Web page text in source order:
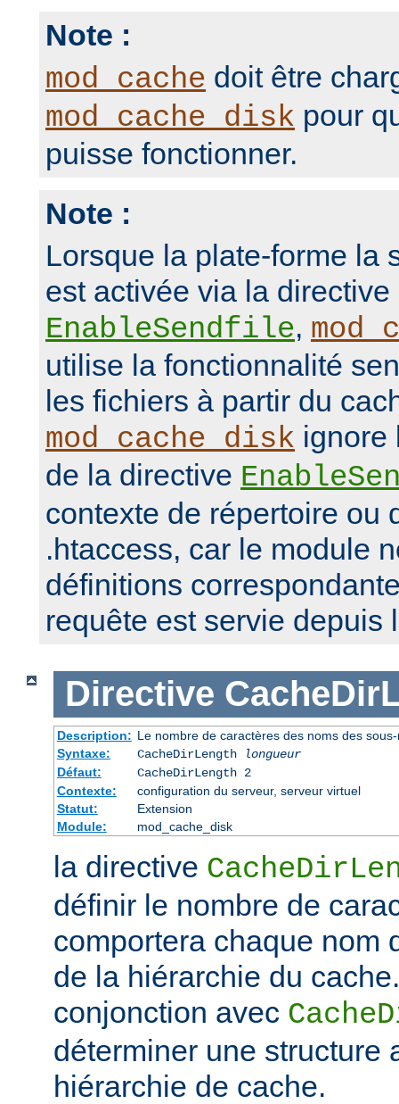
Note :
mod_cache doit être
mod_cache_disk pour
puisse fonctionner.
Note :
Lorsque la plate-forme la
est activée via la directive
EnableSendfile,
utilise la fonctionnalité
les fichiers à partir du
mod_cache_disk ignore
de la directive
contexte de répertoire ou
.htaccess, car le module
définitions
requête est servie depuis
Directive
Description: Le nombre de caractères des noms des
Syntaxe:
CacheDirLength
longueur
Défaut:
CacheDirLength 2
Contexte:
configuration du serveur, serveur virtuel
Statut:
Extension
Module:
mod_cache_disk
la directive
définir le nombre de
comportera chaque nom
de la hiérarchie du
conjonction avec
déterminer une structure
hiérarchie de cache.